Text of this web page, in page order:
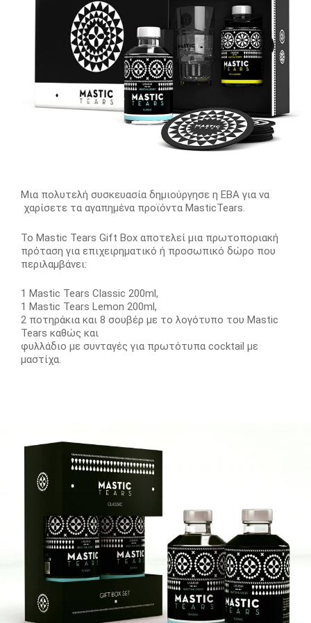
Μια πολυτελή συσκευασία δημιούργησε η ΕΒΑ για να
χαρίσετε τα αγαπημένα προϊόντα MasticTears.
Το Mastic Tears Gift Box αποτελεί μια πρωτοποριακή
πρόταση για επιχειρηματικό ή προσωπικό δώρο που
περιλαμβάνει:
1 Mastic Tears Classic 200ml,
1 Mastic Tears Lemon 200ml,
2 ποτηράκια και 8 σουβέρ με το λογότυπο του Mastic
Tears καθώς και
φυλλάδιο με συνταγές για πρωτότυπα cocktail με
μαστίχα.